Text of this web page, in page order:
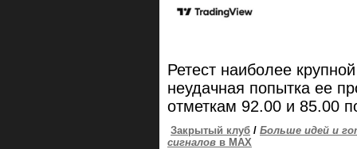
Ретест наиболее
неудачная попытка ее
отметкам 92.00 и 85.00
Закрытый клуб / Больше идей и
сигналов в MAX